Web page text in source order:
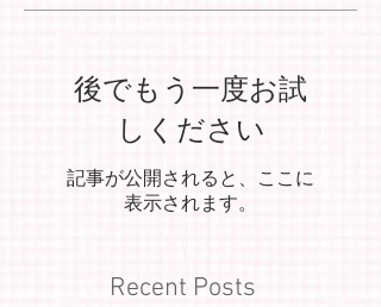
後でもう一度お試
しください
記事が公開されると、ここに
表示されます。
Recent Posts